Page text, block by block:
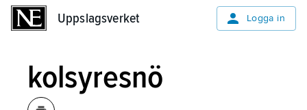
Uppslagsverket Logga in
kolsyresnö